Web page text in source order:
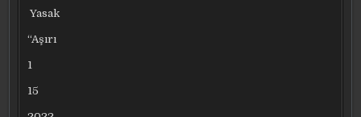
Yasak
“Aşırı
1
15